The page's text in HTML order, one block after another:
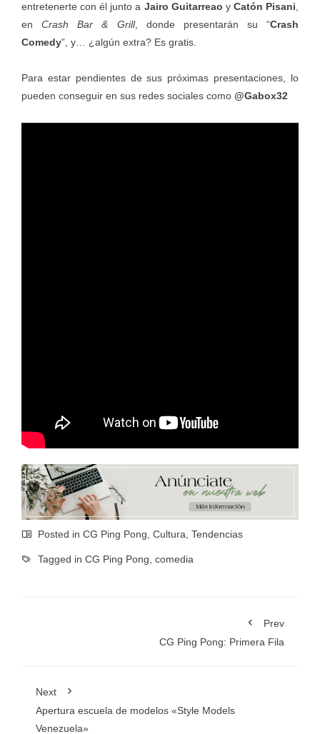
entretenerte con él junto a Jairo Guitarreao y Catón Pisani,
en Crash Bar & Grill, donde presentarán su “Crash
Comedy”, y… ¿algún extra? Es gratis.
Para estar pendientes de sus próximas presentaciones, lo
pueden conseguir en sus redes sociales como @Gabox32
Posted in CG Ping Pong Cultura Tendencias
Tagged in CG Ping Pong comedia
Prev
CG Ping Pong: Primera Fila
Next
Apertura escuela de modelos «Style Models
Venezuela»